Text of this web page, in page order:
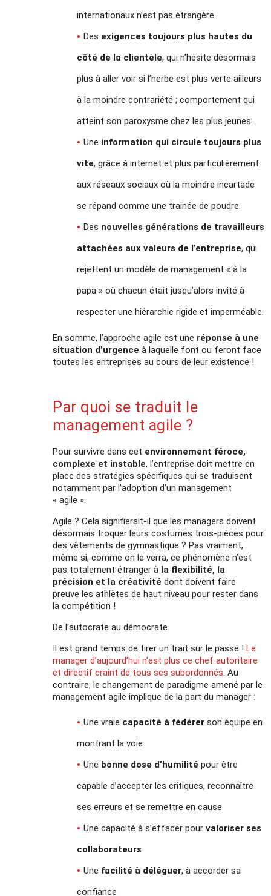
internationaux n’est pas étrangère.
Des exigences toujours plus hautes du
côté de la clientèle, qui n’hésite désormais
plus à aller voir si l’herbe est plus verte ailleurs
à la moindre contrariété ; comportement qui
atteint son paroxysme chez les plus jeunes.
Une information qui circule toujours plus
vite, grâce à internet et plus particulièrement
aux réseaux sociaux où la moindre incartade
se répand comme une trainée de poudre.
Des nouvelles générations de travailleurs
attachées aux valeurs de l’entreprise, qui
rejettent un modèle de management « à la
papa » où chacun était jusqu’alors invité à
respecter une hiérarchie rigide et imperméable.
En somme, l’approche agile est une réponse à une
situation d’urgence à laquelle font ou feront face
toutes les entreprises au cours de leur existence !
Par quoi se traduit le
management agile ?
Pour survivre dans cet environnement féroce,
complexe et instable, l’entreprise doit mettre en
place des stratégies spécifiques qui se traduisent
notamment par l’adoption d’un management
« agile ».
Agile ? Cela signifierait-il que les managers doivent
désormais troquer leurs costumes trois-pièces pour
des vêtements de gymnastique ? Pas vraiment,
même si, comme on le verra, ce phénomène n’est
pas totalement étranger à la flexibilité, la
précision et la créativité dont doivent faire
preuve les athlètes de haut niveau pour rester dans
la compétition !
De l’autocrate au démocrate
Il est grand temps de tirer un trait sur le passé !Le
manager d’aujourd’hui n’est plus ce chef autoritaire
et directif craint de tous ses subordonnés. Au
contraire, le changement de paradigme amené par le
management agile implique de la part du manager :
Une vraie capacité à fédérerson équipe en
montrant la voie
Une bonne dose d’humilité pour être
capable d’accepter les critiques, reconnaître
ses erreurs et se remettre en cause
Une capacité à s’effacer pourvaloriser ses
collaborateurs
Une facilité à déléguer, à accorder sa
confiance